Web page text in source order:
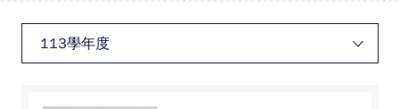
球隊與球員